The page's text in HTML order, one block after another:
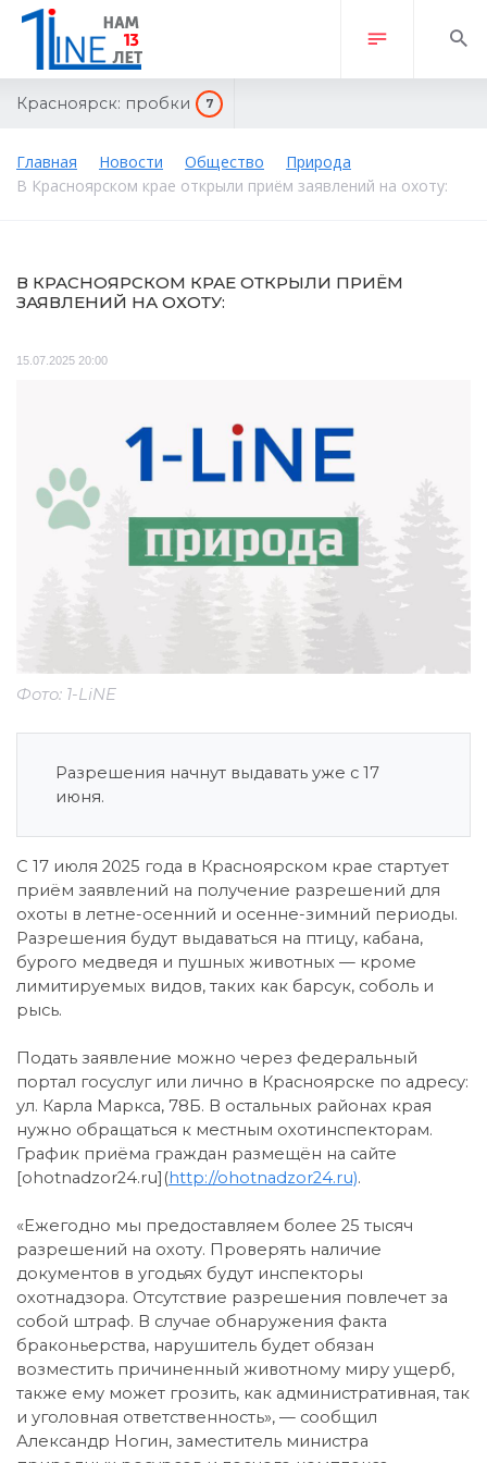
Красноярск: пробки 7
Главная Новости Общество
Природа
В Красноярском крае открыли приём заявлений на охоту:
В КРАСНОЯРСКОМ КРАЕ ОТКРЫЛИ ПРИЁМ
ЗАЯВЛЕНИЙ НА ОХОТУ:
15.07.2025 20:00
Фото: 1-LiNE
Разрешения начнут выдавать уже с 17
июня.
С 17 июля 2025 года в Красноярском крае стартует
приём заявлений на получение разрешений для
охоты в летне-осенний и осенне-зимний периоды.
Разрешения будут выдаваться на птицу, кабана,
бурого медведя и пушных животных — кроме
лимитируемых видов, таких как барсук, соболь и
рысь.
Подать заявление можно через федеральный
портал госуслуг или лично в Красноярске по адресу:
ул. Карла Маркса, 78Б. В остальных районах края
нужно обращаться к местным охотинспекторам.
График приёма граждан размещён на сайте
[ohotnadzor24.ru](http://ohotnadzor24.ru).
«Ежегодно мы предоставляем более 25 тысяч
разрешений на охоту. Проверять наличие
документов в угодьях будут инспекторы
охотнадзора. Отсутствие разрешения повлечет за
собой штраф. В случае обнаружения факта
браконьерства, нарушитель будет обязан
возместить причиненный животному миру ущерб,
также ему может грозить, как административная, так
и уголовная ответственность», — сообщил
Александр Ногин, заместитель министра